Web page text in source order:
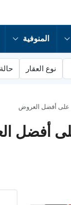
المنوفية
نوع العقار
على أفضل العروض
أفضل